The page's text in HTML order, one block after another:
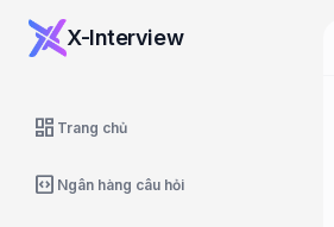
X-Interview
dashboard Trang chủ
code_blocks Ngân hàng câu hỏi